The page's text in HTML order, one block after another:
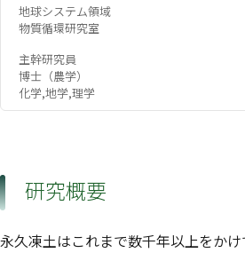
地球システム領域
物質循環研究室
主幹研究員
博士（農学）
化学,地学,理学
研究概要
永久凍土はこれまで数千年以上をか